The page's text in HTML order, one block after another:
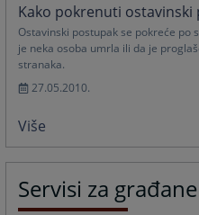
Kako pokrenuti ostavinski
Ostavinski postupak se pokreće po
je neka osoba umrla ili da je
stranaka.
27.05.2010.
Više
Servisi za građane